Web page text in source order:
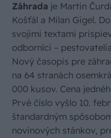
Záhrada je Martin
Košťál a Milan Gigel.
svojimi textami
odborníci –
Nový časopis pre
na 64 stranách
000 kusov. Cena
Prvé číslo vyšlo 10.
štandardným
novinových stánkov,